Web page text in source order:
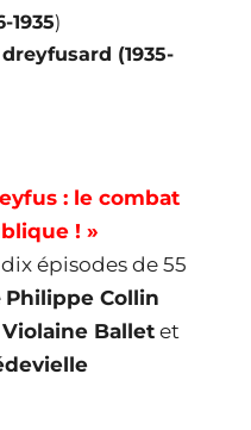
1935)
(1935-
: le combat
! »
épisodes de 55
Philippe Collin
Violaine Ballet et